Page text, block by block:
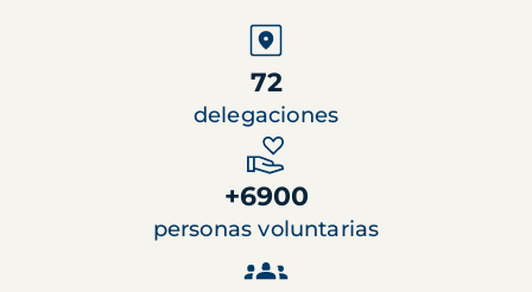
72
delegaciones
+6900
personas voluntarias